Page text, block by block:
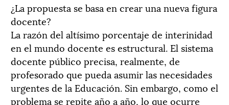
¿La propuesta se basa en crear una nueva figura
docente?
La razón del altísimo porcentaje de interinidad
en el mundo docente es estructural. El sistema
docente público precisa, realmente, de
profesorado que pueda asumir las necesidades
urgentes de la Educación. Sin embargo, como el
problema se repite año a año, lo que ocurre